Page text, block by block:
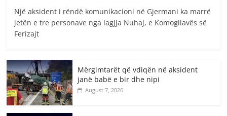
Një aksident i rëndë komunikacioni në Gjermani ka marrë
jetën e tre personave nga lagjja Nuhaj, e Komogllavës së
Ferizajt
Mërgimtarët që vdiqën në aksident
janë babë e bir dhe nipi
August 7, 2026